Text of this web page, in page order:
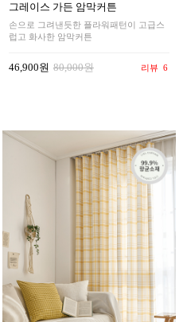
그레이스 가든 암막커튼
손으로 그려낸듯한 플라워패턴이 고급스
럽고 화사한 암막커튼
46,900원 80,000원 리뷰 6